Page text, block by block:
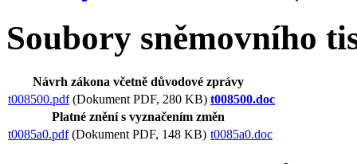
Soubory sněmovního
Návrh zákona včetně důvodové zprávy
t008500.pdf(Dokument PDF, 280 KB) t008500.doc
Platné znění s vyznačením změn
t0085a0.pdf(Dokument PDF, 148 KB) t0085a0.doc